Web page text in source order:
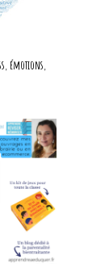
émotions,